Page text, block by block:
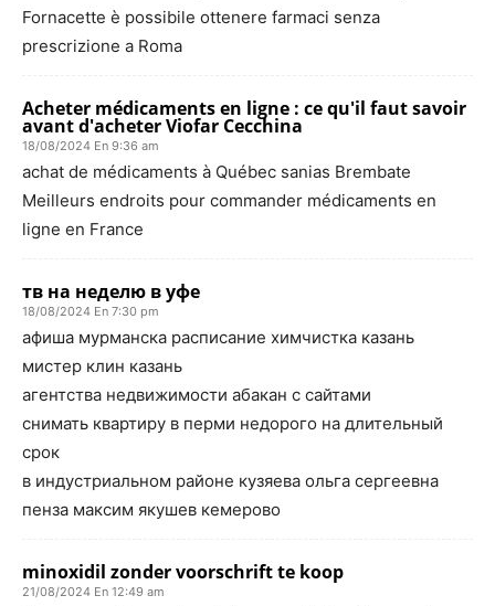
Fornacette è possibile ottenere farmaci senza
prescrizione a Roma
Acheter médicaments en ligne : ce qu'il faut savoir
avant d'acheter Viofar Cecchina
18/08/2024 En 9:36 am
achat de médicaments à Québec sanias Brembate
Meilleurs endroits pour commander médicaments en
ligne en France
тв на неделю в уфе
18/08/2024 En 7:30 pm
афиша мурманска расписание химчистка казань
мистер клин казань
агентства недвижимости абакан с сайтами
снимать квартиру в перми недорого на длительный
срок
в индустриальном районе кузяева ольга сергеевна
пенза максим якушев кемерово
minoxidil zonder voorschrift te koop
21/08/2024 En 12:49 am